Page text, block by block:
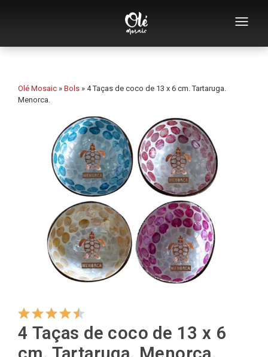
Quem somos
Lembranças por categoria
Abridores
Chávenas
Tigelas
Cinzeiros
Cabides
Cortadores
Olé Mosaic » Bols » 4 Taças de coco de 13 x 6 cm. Tartaruga.
Menorca.
4 Taças de coco de 13 x 6